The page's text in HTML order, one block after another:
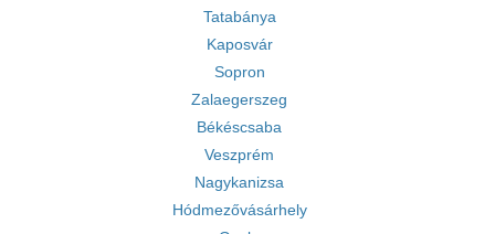
Tatabánya
Kaposvár
Sopron
Zalaegerszeg
Békéscsaba
Veszprém
Nagykanizsa
Hódmezővásárhely